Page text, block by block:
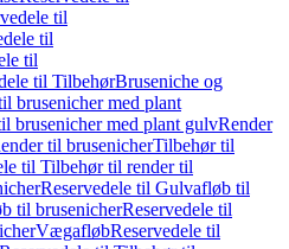
til
til
til
til TilbehørBruseniche og
brusenicher med plant
brusenicher med plant gulvRender
til brusenicherTilbehør til
til Tilbehør til render til
Reservedele til Gulvafløb til
til brusenicherReservedele til
VægafløbReservedele til